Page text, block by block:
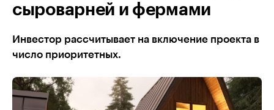
сыроварней и фермами
Инвестор рассчитывает на включение проекта в
число приоритетных.